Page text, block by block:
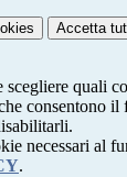
Accetta
scegliere quali
consentono il
necessari al
.